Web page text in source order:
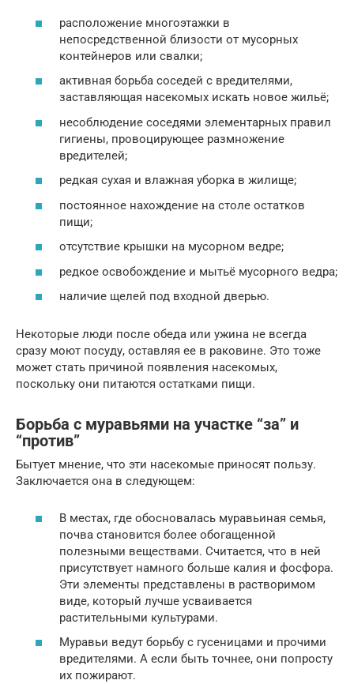
расположение многоэтажки в
непосредственной близости от мусорных
контейнеров или свалки;
активная борьба соседей с вредителями,
заставляющая насекомых искать новое жильё;
несоблюдение соседями элементарных правил
гигиены, провоцирующее размножение
вредителей;
редкая сухая и влажная уборка в жилище;
постоянное нахождение на столе остатков
пищи;
отсутствие крышки на мусорном ведре;
редкое освобождение и мытьё мусорного ведра;
наличие щелей под входной дверью.
Некоторые люди после обеда или ужина не всегда
сразу моют посуду, оставляя ее в раковине. Это тоже
может стать причиной появления насекомых,
поскольку они питаются остатками пищи.
Борьба с муравьями на участке “за” и
“против”
Бытует мнение, что эти насекомые приносят пользу.
Заключается она в следующем:
В местах, где обосновалась муравьиная семья,
почва становится более обогащенной
полезными веществами. Считается, что в ней
присутствует намного больше калия и фосфора.
Эти элементы представлены в растворимом
виде, который лучше усваивается
растительными культурами.
Муравьи ведут борьбу с гусеницами и прочими
вредителями. А если быть точнее, они попросту
их пожирают.